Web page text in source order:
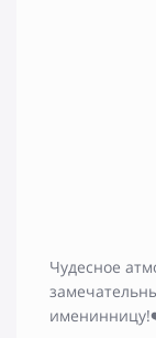
Чудесное